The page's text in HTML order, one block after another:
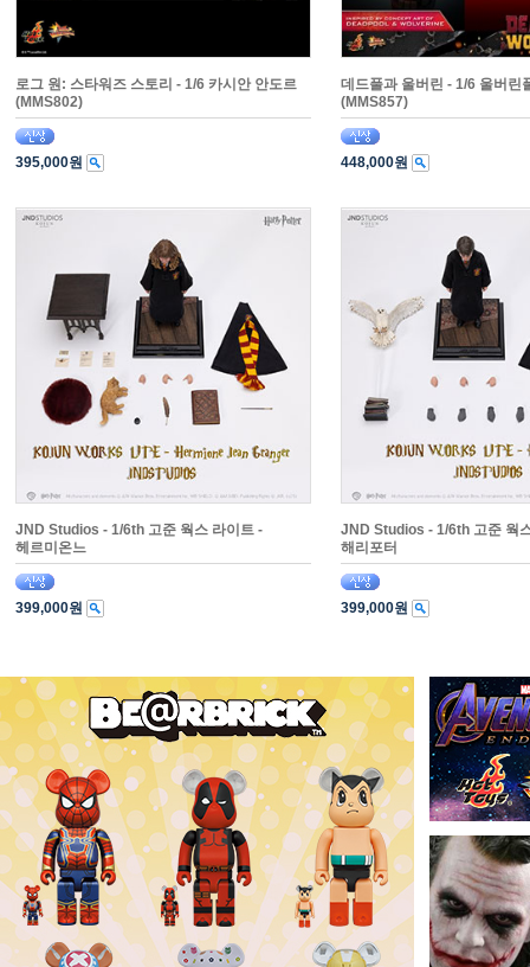
로그 원: 스타워즈 스토리 - 1/6 카시안 안도르
(MMS802)
395,000원
데드풀과 울버린 - 1/6 울버린
(MMS857)
448,000원
JND Studios - 1/6th 고준 웍스 라이트 -
헤르미온느
399,000원
JND Studios - 1/6th 고준 웍
해리포터
399,000원